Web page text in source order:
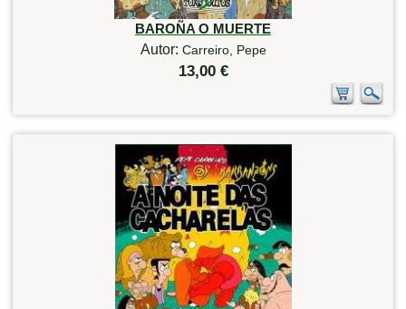
BAROÑA O MUERTE
Autor: Carreiro, Pepe
13,00 €